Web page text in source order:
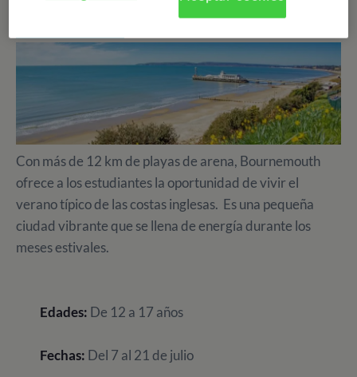
Con más de 12 km de playas de arena, Bournemouth
ofrece a los estudiantes la oportunidad de vivir el
verano típico de las costas inglesas. Es una pequeña
ciudad vibrante que se llena de energía durante los
meses estivales.
Edades: De 12 a 17 años
Fechas: Del 7 al 21 de julio